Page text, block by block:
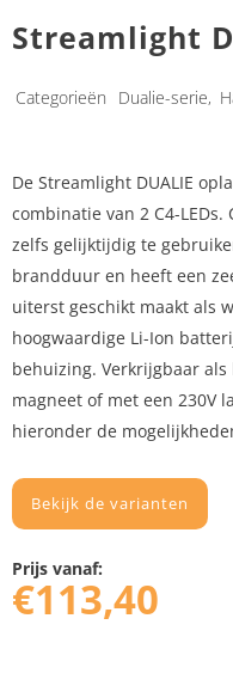
Streamlight
Categorieën Dualie-serie,
De Streamlight DUALIE
combinatie van 2 C4-
zelfs gelijktijdig te
brandduur en heeft een
uiterst geschikt maakt als
hoogwaardige Li-Ion
behuizing. Verkrijgbaar
magneet of met een 230V
hieronder de
Bekijk de varianten
Prijs vanaf:
€113,40